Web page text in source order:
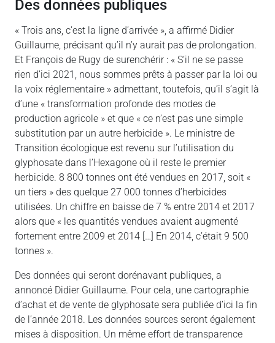
Des données publiques
« Trois ans, c’est la ligne d’arrivée », a affirmé Didier
Guillaume, précisant qu’il n’y aurait pas de prolongation.
Et François de Rugy de surenchérir : « S’il ne se passe
rien d’ici 2021, nous sommes prêts à passer par la loi ou
la voix réglementaire » admettant, toutefois, qu’il s’agit là
d’une « transformation profonde des modes de
production agricole » et que « ce n’est pas une simple
substitution par un autre herbicide ». Le ministre de
Transition écologique est revenu sur l’utilisation du
glyphosate dans l’Hexagone où il reste le premier
herbicide. 8 800 tonnes ont été vendues en 2017, soit «
un tiers » des quelque 27 000 tonnes d’herbicides
utilisées. Un chiffre en baisse de 7 % entre 2014 et 2017
alors que « les quantités vendues avaient augmenté
fortement entre 2009 et 2014 […] En 2014, c’était 9 500
tonnes ».
Des données qui seront dorénavant publiques, a
annoncé Didier Guillaume. Pour cela, une cartographie
d’achat et de vente de glyphosate sera publiée d’ici la fin
de l’année 2018. Les données sources seront également
mises à disposition. Un même effort de transparence